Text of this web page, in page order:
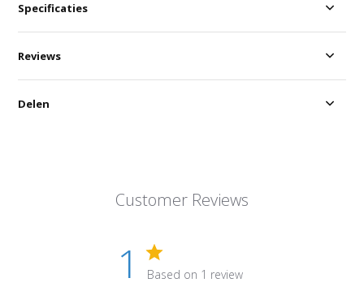
Specificaties
Customer Reviews
1 Based on 1 review
Reviews
Delen